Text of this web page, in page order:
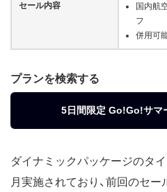
セール内容
国内航
フ
併用可
プランを検索する
5日間限定 Go!Go!サマ
ダイナミックパッケージのタ
月実施されており、前回のセ